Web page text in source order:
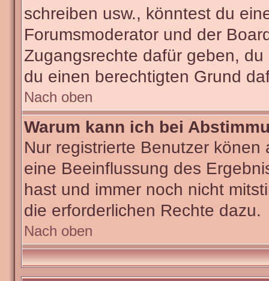
schreiben usw., könntest du
Forumsmoderator und der
Zugangsrechte dafür geben,
du einen berechtigten Grund
Nach oben
Warum kann ich bei
Nur registrierte Benutzer
eine Beeinflussung des
hast und immer noch nicht
die erforderlichen Rechte dazu.
Nach oben